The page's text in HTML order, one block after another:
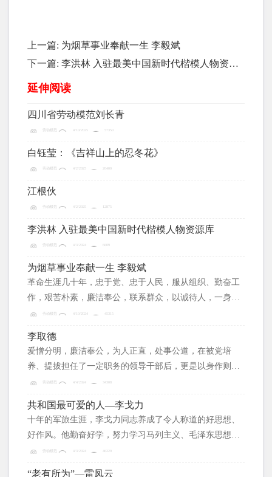
上一篇:
为烟草事业奉献一生 李毅斌
下一篇: 李洪林 入驻最美中国新时代楷模人物资源
库
延伸阅读
四川省劳动模范刘长青
劳动模范 4/10/2025 57350
白钰莹：《吉祥山上的忍冬花》
劳动模范 4/2/2025 20400
江根伙
劳动模范 4/2/2025 12875
李洪林 入驻最美中国新时代楷模人物资源库
劳动模范 4/3/2024 6609
为烟草事业奉献一生 李毅斌
革命生涯几十年，忠于党、忠于人民，服从组织、勤奋工
作，艰苦朴素，廉洁奉公，联系群众，以诚待人，一身正
气，两袖清风，为党和人民的革命事业奉献出自己的青春
劳动模范 4/10/2024 45315
李取德
爱憎分明，廉洁奉公，为人正直，处事公道，在被党培
养、提拔担任了一定职务的领导干部后，更是以身作则，
吃苦在前，享受在后，一身正气，两袖清风，保持和发扬
动摇地贯彻执行党的路线方针政策，时刻同党中央保持高
劳动模范 4/4/2024 34308
共和国最可爱的人—李戈力
十年的军旅生涯，李戈力同志养成了令人称道的好思想、
好作风。他勤奋好学，努力学习马列主义、毛泽东思想、
邓小平理论，认真执行党的路线，方针，政策，勤勤恳
劳动模范 4/3/2024 46229
“老有所为”—雷凤云